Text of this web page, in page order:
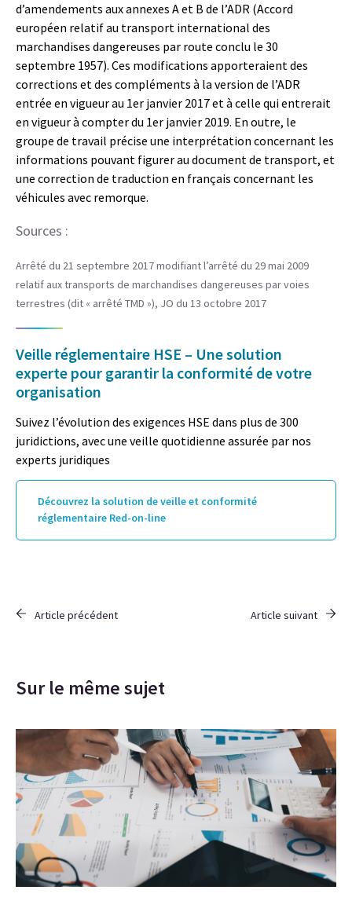
d’amendements aux annexes A et B de l’ADR (Accord
européen relatif au transport international des
marchandises dangereuses par route conclu le 30
septembre 1957). Ces modifications apporteraient des
corrections et des compléments à la version de l’ADR
entrée en vigueur au 1er janvier 2017 et à celle qui entrerait
en vigueur à compter du 1er janvier 2019. En outre, le
groupe de travail précise une interprétation concernant les
informations pouvant figurer au document de transport, et
une correction de traduction en français concernant les
véhicules avec remorque.
Sources :
Arrêté du 21 septembre 2017 modifiant l’arrêté du 29 mai 2009
relatif aux transports de marchandises dangereuses par voies
terrestres (dit « arrêté TMD »), JO du 13 octobre 2017
Veille réglementaire HSE – Une solution
experte pour garantir la conformité de votre
organisation
Suivez l’évolution des exigences HSE dans plus de 300
juridictions, avec une veille quotidienne assurée par nos
experts juridiques
Découvrez la solution de veille et conformité
réglementaire Red-on-line
Article précédent Article suivant
Sur le même sujet